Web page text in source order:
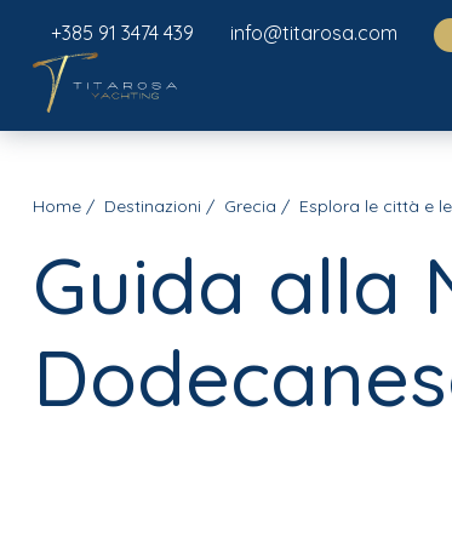
+385 91 3474 439 info@titarosa.com
Home Destinazioni Grecia Esplora le città e
Guida alla